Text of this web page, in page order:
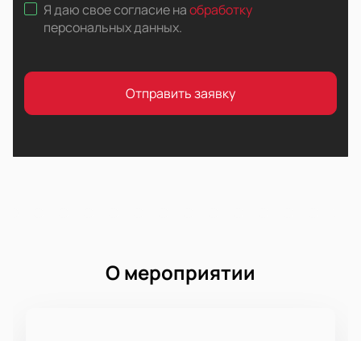
Я даю свое согласие наобработку
персональных данных.
Отправить заявку
О мероприятии